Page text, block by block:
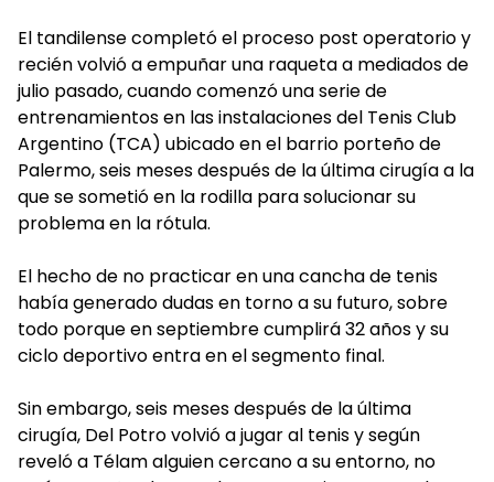
El tandilense completó el proceso post operatorio y
recién volvió a empuñar una raqueta a mediados de
julio pasado, cuando comenzó una serie de
entrenamientos en las instalaciones del Tenis Club
Argentino (TCA) ubicado en el barrio porteño de
Palermo, seis meses después de la última cirugía a la
que se sometió en la rodilla para solucionar su
problema en la rótula.
El hecho de no practicar en una cancha de tenis
había generado dudas en torno a su futuro, sobre
todo porque en septiembre cumplirá 32 años y su
ciclo deportivo entra en el segmento final.
Sin embargo, seis meses después de la última
cirugía, Del Potro volvió a jugar al tenis y según
reveló a Télam alguien cercano a su entorno, no